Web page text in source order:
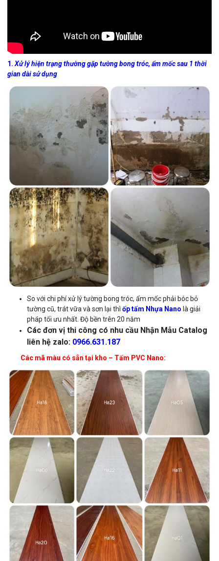
1.Xử lý hiện trạng thường gặp tường bong tróc, ẩm mốc sau 1 thời
gian dài sử dụng
So với chi phí xử lý tường bong tróc, ẩm mốc phải bóc bỏ
tường cũ, trát vữa và sơn lại thì ốp tấm Nhựa Nano là giải
pháp tối ưu nhất. Độ bền trên 20 năm
Các đơn vị thi công có nhu cầu Nhận Mẫu Catalog
liên hệ zalo: 0966.631.187
Các mã màu có sẵn tại kho – Tấm PVC Nano: